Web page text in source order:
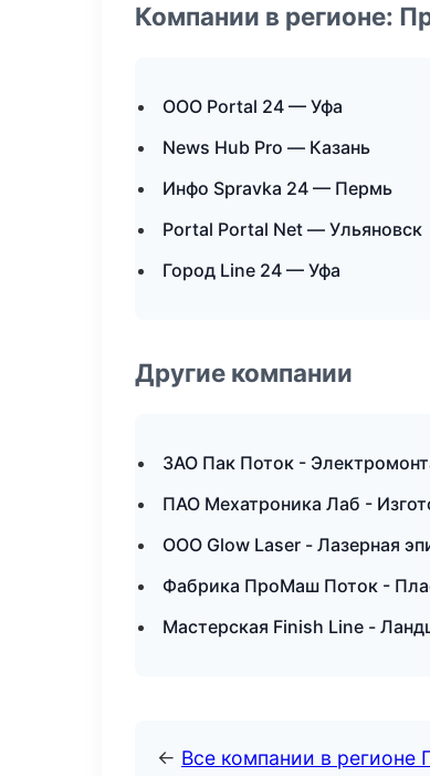
Компании в регионе:
ООО Portal 24 — Уфа
News Hub Pro — Казань
Инфо Spravka 24 — Пермь
Portal Portal Net — Ульяновск
Город Line 24 — Уфа
Другие компании
ЗАО Пак Поток -
ПАО Мехатроника Лаб -
ООО Glow Laser - Лазерная
Фабрика ПроМаш Поток -
Мастерская Finish Line -
← Все компании в